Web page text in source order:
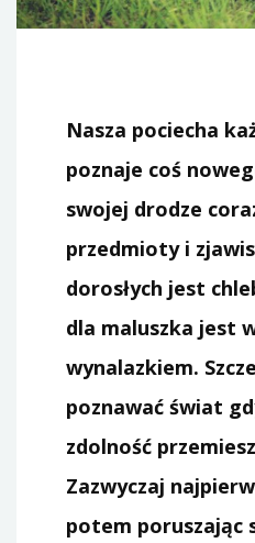
Nasza pociecha
poznaje coś
swojej drodze
przedmioty i
dorosłych jest
dla maluszka jest
wynalazkiem.
poznawać świat
zdolność
Zazwyczaj
potem poruszając